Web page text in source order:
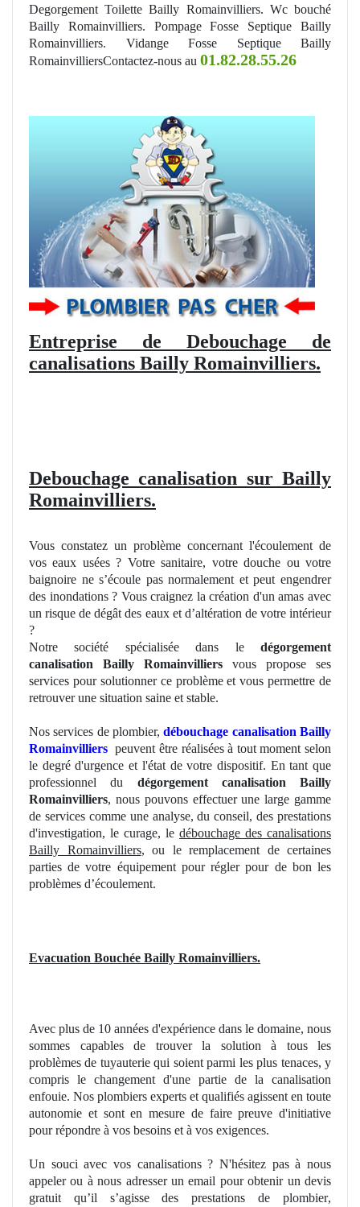
Degorgement Toilette Bailly Romainvilliers. Wc bouché
Bailly Romainvilliers. Pompage Fosse Septique Bailly
Romainvilliers. Vidange Fosse Septique Bailly
RomainvilliersContactez-nous au 01.82.28.55.26
Entreprise de Debouchage de
canalisations Bailly Romainvilliers.
Debouchage canalisation sur Bailly
Romainvilliers.
Vous constatez un problème concernant l'écoulement de
vos eaux usées ? Votre sanitaire, votre douche ou votre
baignoire ne s’écoule pas normalement et peut engendrer
des inondations ? Vous craignez la création d'un amas avec
un risque de dégât des eaux et d’altération de votre intérieur
?
Notre société spécialisée dans le dégorgement
canalisation Bailly Romainvilliers vous propose ses
services pour solutionner ce problème et vous permettre de
retrouver une situation saine et stable.
Nosservices de plombier,débouchage canalisation Bailly
Romainvilliers peuvent être réalisées à tout moment selon
le degré d'urgence et l'état de votre dispositif. En tant que
professionnel du dégorgement canalisation Bailly
Romainvilliers, nous pouvons effectuer une large gamme
de services comme une analyse, du conseil, des prestations
d'investigation, le curage, le débouchage des canalisations
Bailly Romainvilliers, ou le remplacement de certaines
parties de votre équipement pour régler pour de bon les
problèmes d’écoulement.
Evacuation Bouchée Bailly Romainvilliers.
Avec plus de 10 années d'expérience dans le domaine, nous
sommes capablesde trouver la solution à tous les
problèmes de tuyauterie qui soient parmi les plus tenaces, y
compris le changement d'une partie de la canalisation
enfouie. Nos plombiers experts et qualifiés agissent en toute
autonomie et sont en mesure de faire preuve d'initiative
pour répondre à vos besoins et à vos exigences.
Un souci avec vos canalisations ? N'hésitez pas à nous
appeler ou à nous adresser un email pour obtenir un devis
gratuit qu’il s’agisse des prestations de plombier,